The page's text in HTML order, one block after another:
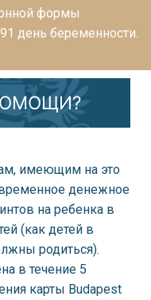
формы
день беременности.
имеющим на это
денежное
на ребенка в
(как детей в
родиться).
в течение 5
карты Budapest